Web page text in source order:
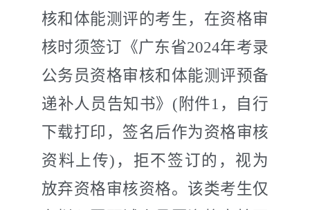
核和体能测评的考生，在资格审
核时须签订《广东省2024年考录
公务员资格审核和体能测评预备
递补人员告知书》 ( 附件1 ，自行
下载打印，签名后作为资格审核
资料上传) ，拒不签订的，视为
放弃资格审核资格。该类考生仅